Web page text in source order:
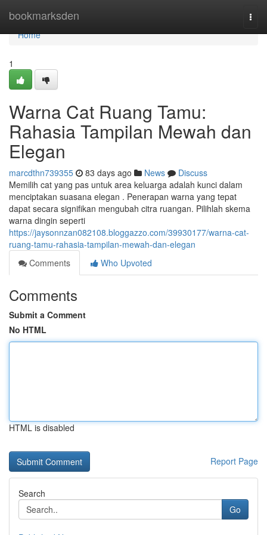
bookmarksden
Home
Home
1
Warna Cat Ruang Tamu:
Rahasia Tampilan Mewah dan
Elegan
marcdthn739355 83 days ago News
Discuss
Memilih cat yang pas untuk area keluarga adalah kunci dalam
menciptakan suasana elegan . Penerapan warna yang tepat
dapat secara signifikan mengubah citra ruangan. Pilihlah skema
warna dingin seperti
https://jaysonnzan082108.bloggazzo.com/39930177/warna-cat-
ruang-tamu-rahasia-tampilan-mewah-dan-elegan
Comments
Who Upvoted
Comments
Submit a Comment
No HTML
HTML is disabled
Report Page
Search
Go